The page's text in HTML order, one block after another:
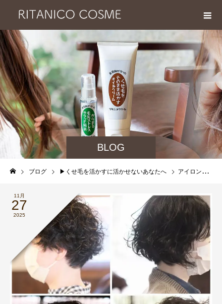
BLOG
ブログ ▶︎くせ毛を活かすに活かせないあなたへ アイロンで クセ毛「隠す」「抑える」に疲れたなら！クセ毛カットで「見せる」「活かす」にしよう！
11月
27
2025